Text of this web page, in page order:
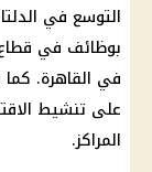
التوسع في
بوظائف في قطاع
في القاهرة.
على تنشيط
المراكز.